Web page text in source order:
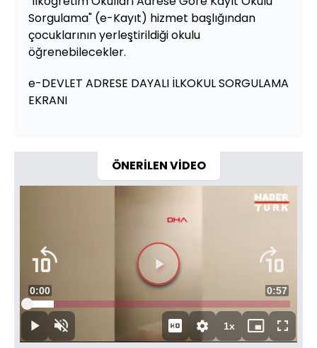
Sorgulama" (e-Kayıt) hizmet başlığından
çocuklarının yerleştirildiği okulu
öğrenebilecekler.
e-DEVLET ADRESE DAYALI İLKOKUL SORGULAMA
EKRANI
ÖNERİLEN VİDEO
DuraklatSesi
Aç
Süre
0:00 Toplam
Süre
0:57
Yüklendi:
10.33%
1xOynatma
Hızı
Mini
oynatıcı
Tam
Ekran